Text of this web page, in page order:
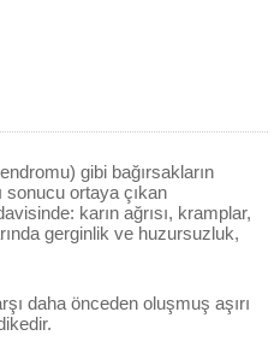
gibi bağırsakların
sonucu ortaya çıkan
karın ağrısı, kramplar,
gerginlik ve huzursuzluk,
daha önceden oluşmuş aşırı